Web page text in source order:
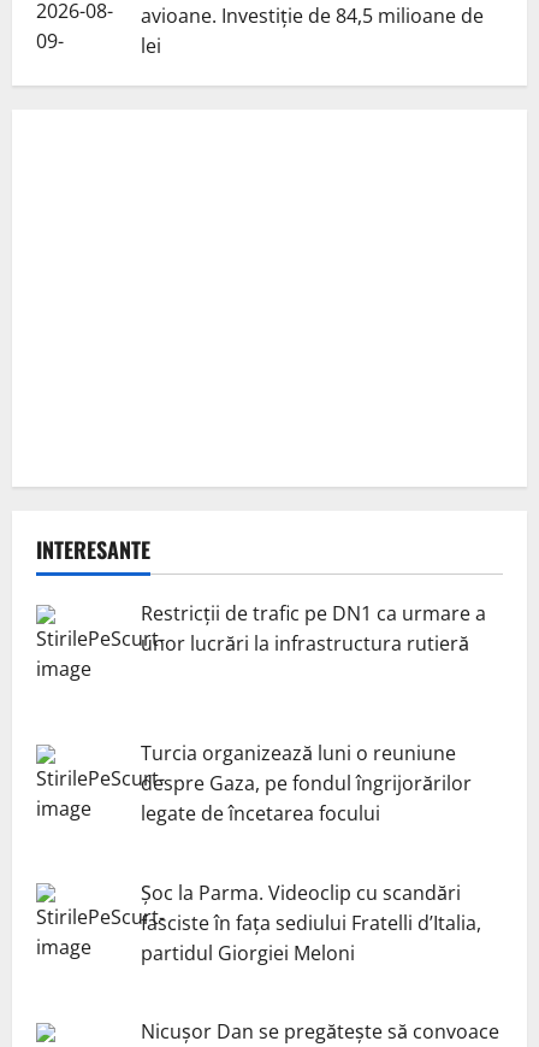
avioane. Investiție de 84,5 milioane de
lei
INTERESANTE
Restricții de trafic pe DN1 ca urmare a
unor lucrări la infrastructura rutieră
Turcia organizează luni o reuniune
despre Gaza, pe fondul îngrijorărilor
legate de încetarea focului
Șoc la Parma. Videoclip cu scandări
fasciste în fața sediului Fratelli d’Italia,
partidul Giorgiei Meloni
Nicuşor Dan se pregăteşte să convoace